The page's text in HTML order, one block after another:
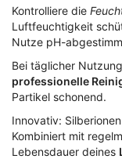
Kontrolliere die
Luftfeuchtigkeit
Nutze pH-
Bei täglicher
professionelle
Partikel schonend.
Innovativ:
Kombiniert mit
Lebensdauer deines